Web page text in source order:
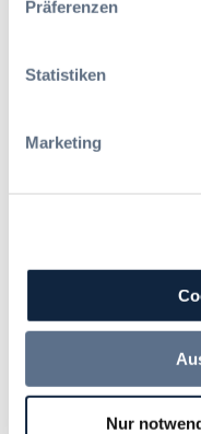
Präferenzen
Statistiken
Marketing
Nur
davon überzeugt
94 der Richtlinie
beauftragten
der Qualität des
Personals große
grundsätzlich
sofern diese
Niveau der